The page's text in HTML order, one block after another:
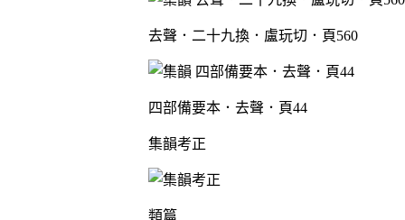
去聲．二十九換．盧玩切．頁560
四部備要本．去聲．頁44
集韻考正
類篇